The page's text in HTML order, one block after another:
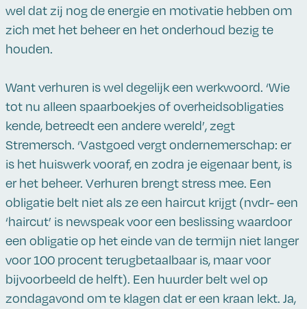
wel dat zij nog de energie en motivatie hebben om
zich met het beheer en het onderhoud bezig te
houden.
Want verhuren is wel degelijk een werkwoord. ‘Wie
tot nu alleen spaarboekjes of overheidsobligaties
kende, betreedt een andere wereld’, zegt
Stremersch. ‘Vastgoed vergt ondernemerschap: er
is het huiswerk vooraf, en zodra je eigenaar bent, is
er het beheer. Verhuren brengt stress mee. Een
obligatie belt niet als ze een haircut krijgt (nvdr- een
‘haircut’ is newspeak voor een beslissing waardoor
een obligatie op het einde van de termijn niet langer
voor 100 procent terugbetaalbaar is, maar voor
bijvoorbeeld de helft). Een huurder belt wel op
zondagavond om te klagen dat er een kraan lekt. Ja,